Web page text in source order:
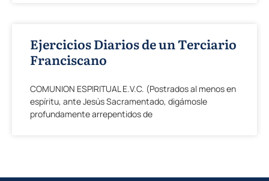
Ejercicios Diarios de un Terciario
Franciscano
COMUNION ESPIRITUAL E.V.C. (Postrados al menos en
espíritu, ante Jesús Sacramentado, digámosle
profundamente arrepentidos de